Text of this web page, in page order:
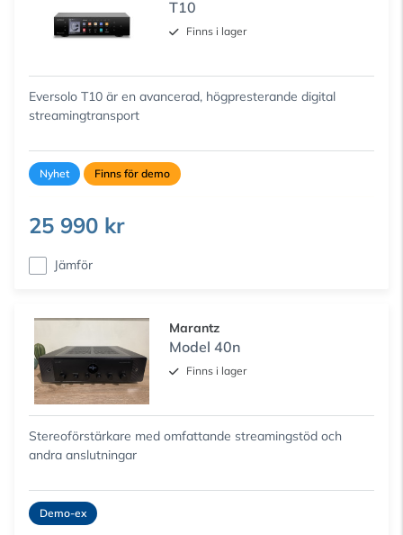
T10
Finns i lager
Eversolo T10 är en avancerad, högpresterande digital
streamingtransport
Nyhet Finns för demo
25 990 kr
Jämför
Marantz
Model 40n
Finns i lager
Stereoförstärkare med omfattande streamingstöd och
andra anslutningar
Demo-ex